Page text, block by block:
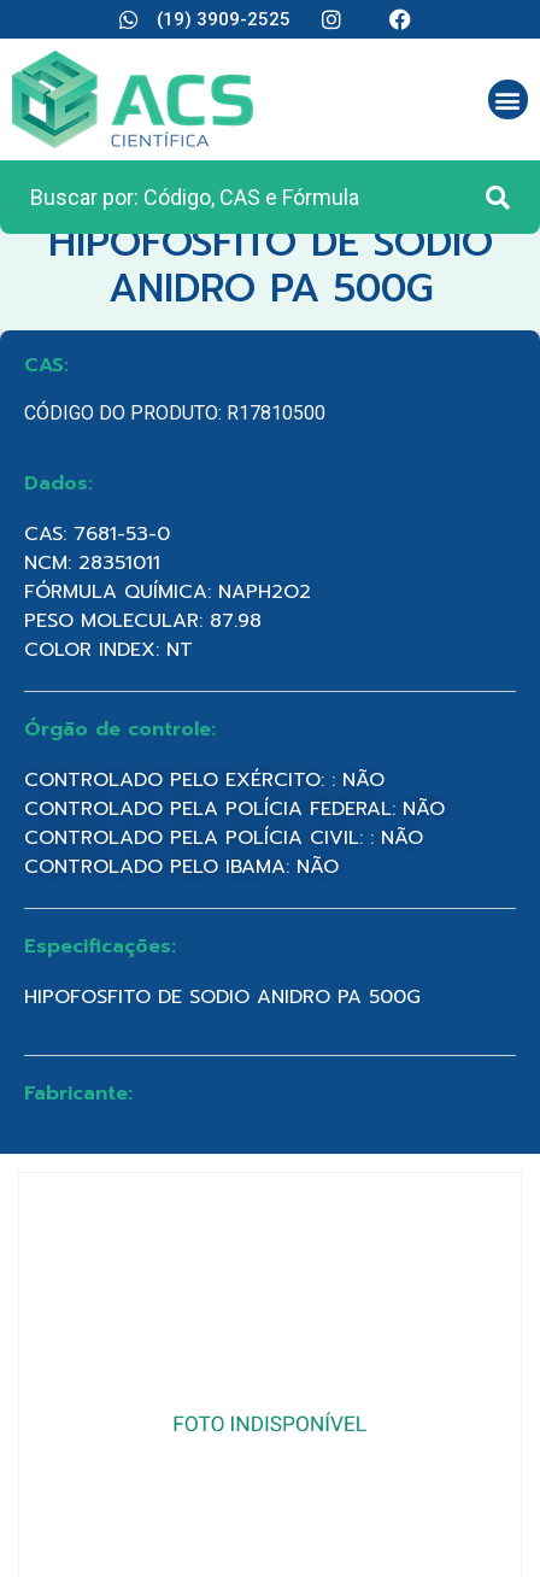
(19) 3909-2525
CATEGORIA:REAGENTES ANALÍTICOS
HIPOFOSFITO DE SODIO
ANIDRO PA 500G
CAS:
CÓDIGO DO PRODUTO: R17810500
Dados:
CAS: 7681-53-0
NCM: 28351011
FÓRMULA QUÍMICA: NAPH2O2
PESO MOLECULAR: 87.98
COLOR INDEX: NT
Órgão de controle:
CONTROLADO PELO EXÉRCITO: : NÃO
CONTROLADO PELA POLÍCIA FEDERAL: NÃO
CONTROLADO PELA POLÍCIA CIVIL: : NÃO
CONTROLADO PELO IBAMA: NÃO
Especificações:
HIPOFOSFITO DE SODIO ANIDRO PA 500G
Fabricante: